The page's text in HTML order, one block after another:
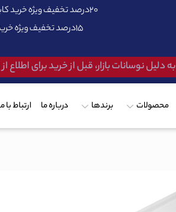
۲۰درصد تخفیف ویژه خرید کابینت و روشویی با کد تخفیف
۱۵درصد تخفیف ویژه خرید شیرآلات با کد تخفیف
به دلیل نوسانات بازار، قبل از خرید برای
محصولات برندها درباره ما ارتباط با